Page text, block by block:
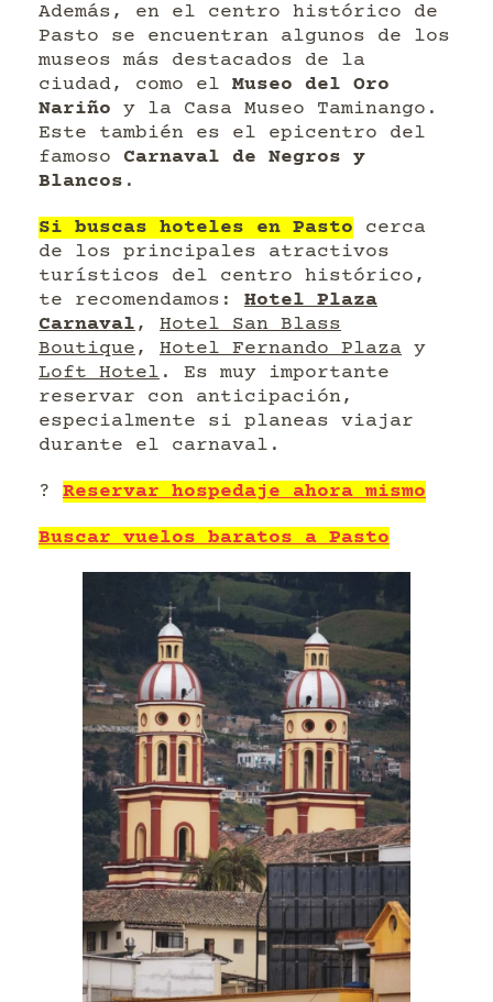
Además, en el centro histórico de
Pasto se encuentran algunos de los
museos más destacados de la
ciudad, como el Museo del Oro
Nariño y la Casa Museo Taminango.
Este también es el epicentro del
famoso Carnaval de Negros y
Blancos .
Si buscas hoteles en Pasto cerca
de los principales atractivos
turísticos del centro histórico,
te recomendamos: Hotel Plaza
Carnaval, Hotel San Blass
Boutique, Hotel Fernando Plaza y
Loft Hotel . Es muy importante
reservar con anticipación,
especialmente si planeas viajar
durante el carnaval.
? Reservar hospedaje ahora mismo
Buscar vuelos baratos a Pasto